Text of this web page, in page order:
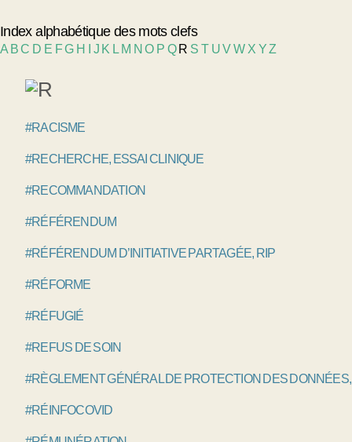
Index alphabétique des mots clefs
A BC D E FG H J K L M NO P Q R S T UVW X YZ
#RACISME
#RECHERCHE, ESSAI CLINIQUE
#RECOMMANDATION
#RÉFÉRENDUM
#RÉFÉRENDUM D’INITIATIVE PARTAGÉE, RIP
#RÉFORME
#RÉFUGIÉ
#REFUS DE SOIN
#RÈGLEMENT GÉNÉRAL DE PROTECTION DES
#RÉINFOCOVID